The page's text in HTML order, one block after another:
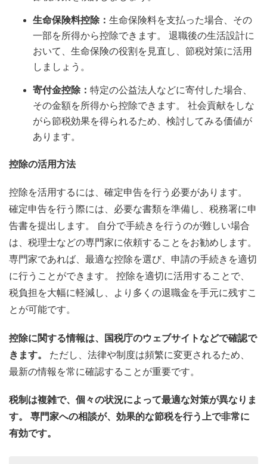
生命保険料控除： 生命保険料を支払った場合、その
一部を所得から控除できます。 退職後の生活設計に
おいて、生命保険の役割を見直し、節税対策に活用
しましょう。
寄付金控除： 特定の公益法人などに寄付した場合、
その金額を所得から控除できます。 社会貢献をしな
がら節税効果を得られるため、検討してみる価値が
あります。
控除の活用方法
控除を活用するには、確定申告を行う必要があります。
確定申告を行う際には、必要な書類を準備し、税務署に申
告書を提出します。 自分で手続きを行うのが難しい場合
は、税理士などの専門家に依頼することをお勧めします。
専門家であれば、最適な控除を選び、申請の手続きを適切
に行うことができます。 控除を適切に活用することで、
税負担を大幅に軽減し、より多くの退職金を手元に残すこ
とが可能です。
控除に関する情報は、国税庁のウェブサイトなどで確認で
きます。
ただし、法律や制度は頻繁に変更されるため、
最新の情報を常に確認することが重要です。
税制は複雑で、個々の状況によって最適な対策が異なりま
す。 専門家への相談が、効果的な節税を行う上で非常に
有効です。